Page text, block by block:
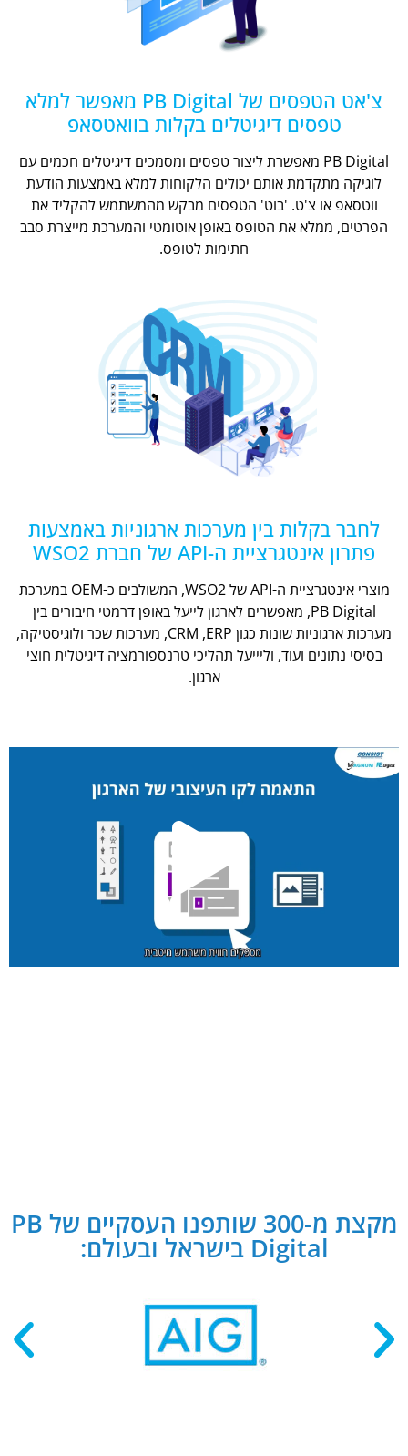
צ'אט הטפסים של PB Digital מאפשר למלא
טפסים דיגיטלים בקלות בוואטסאפ
PB Digital מאפשרת ליצור טפסים ומסמכים דיגיטלים חכמים עם
לוגיקה מתקדמת אותם יכולים הלקוחות למלא באמצעות הודעת
ווטסאפ או צ'ט. 'בוט' הטפסים מבקש מהמשתמש להקליד את
הפרטים, ממלא את הטופס באופן אוטומטי והמערכת מייצרת סבב
חתימות לטופס.
לחבר בקלות בין מערכות ארגוניות באמצעות
פתרון אינטגרציית ה-API של חברת WSO2
מוצרי אינטגרציית ה-API של WSO2, המשולבים כ-OEM במערכת
PB Digital, מאפשרים לארגון לייעל באופן דרמטי חיבורים בין
מערכות ארגוניות שונות כגון CRM ,ERP, מערכות שכר ולוגיסטיקה,
בסיסי נתונים ועוד, וליייעל תהליכי טרנספורמציה דיגיטלית חוצי
ארגון.
מקצת מ-300 שותפנו העסקיים של PB
Digital בישראל ובעולם: